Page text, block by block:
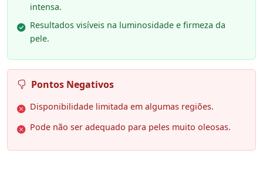
intensa.
Resultados visíveis na luminosidade e firmeza da
pele.
Pontos Negativos
Disponibilidade limitada em algumas regiões.
Pode não ser adequado para peles muito oleosas.